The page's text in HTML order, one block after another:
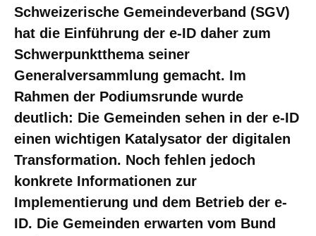
Schweizerische Gemeindeverband (SGV)
hat die Einführung der e-ID daher zum
Schwerpunktthema seiner
Generalversammlung gemacht. Im
Rahmen der Podiumsrunde wurde
deutlich: Die Gemeinden sehen in der e-ID
einen wichtigen Katalysator der digitalen
Transformation. Noch fehlen jedoch
konkrete Informationen zur
Implementierung und dem Betrieb der e-
ID. Die Gemeinden erwarten vom Bund